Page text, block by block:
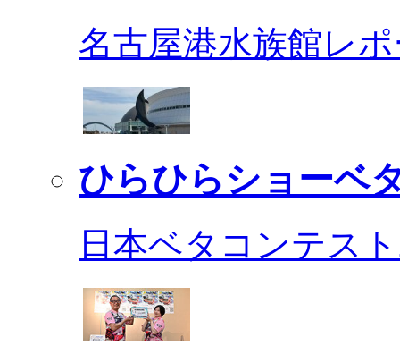
名古屋港水族館レ
ひらひらショーベ
日本ベタコンテス